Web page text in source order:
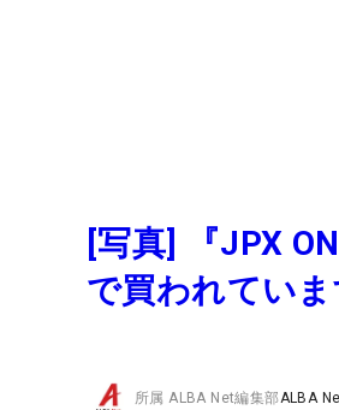
[写真] 『JPX
で買われていま
所属ALBA Net編集部ALBA